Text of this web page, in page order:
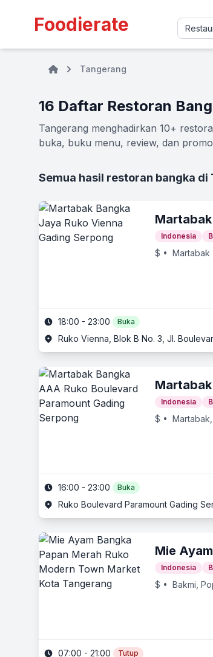
Foodierate
Tangerang
16 Daftar Restoran
Tangerang menghadirkan 10+
buka, buku menu, review, dan
Semua hasil restoran bangka di
Indonesia
$ • Martabak
18:00 - 23:00 Buka
Ruko Vienna, Blok B No. 3, Jl.
Indonesia
$ •
16:00 - 23:00 Buka
Ruko Boulevard Paramount Gading
Mie
Indonesia
$ • Bakmi,
07:00 - 21:00 Tutup